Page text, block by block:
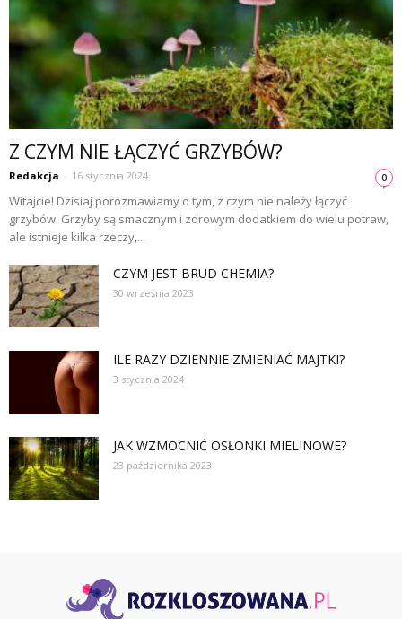
Z CZYM NIE ŁĄCZYĆ GRZYBÓW?
Redakcja - 16 stycznia 2024 0
Witajcie! Dzisiaj porozmawiamy o tym, z czym nie należy łączyć
grzybów. Grzyby są smacznym i zdrowym dodatkiem do wielu potraw,
ale istnieje kilka rzeczy,...
CZYM JEST BRUD CHEMIA?
30 września 2023
ILE RAZY DZIENNIE ZMIENIAĆ MAJTKI?
3 stycznia 2024
JAK WZMOCNIĆ OSŁONKI MIELINOWE?
23 października 2023